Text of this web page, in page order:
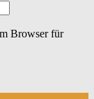
Browser für